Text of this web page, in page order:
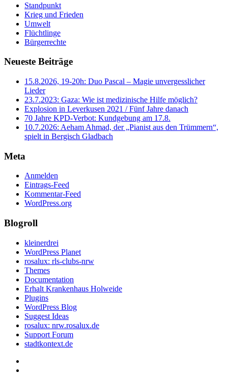
Standpunkt
Krieg und Frieden
Umwelt
Flüchtlinge
Bürgerrechte
Neueste Beiträge
15.8.2026, 19-20h: Duo Pascal – Magie unvergesslicher
Lieder
23.7.2023: Gaza: Wie ist medizinische Hilfe möglich?
Explosion in Leverkusen 2021 / Fünf Jahre danach
70 Jahre KPD‑Verbot: Kundgebung am 17.8.
10.7.2026: Aeham Ahmad, der „Pianist aus den Trümmern“,
spielt in Bergisch Gladbach
Meta
Anmelden
Eintrags-Feed
Kommentar-Feed
WordPress.org
Blogroll
kleinerdrei
WordPress Planet
rosalux: rls-clubs-nrw
Themes
Documentation
Erhalt Krankenhaus Holweide
Plugins
WordPress Blog
Suggest Ideas
rosalux: nrw.rosalux.de
Support Forum
stadtkontext.de